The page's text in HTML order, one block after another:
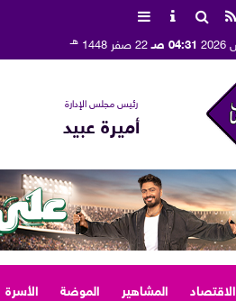
04:31 صـ 22 صفر 1448 هـ
رئيس مجلس الإدارة
أميرة عبيد
الاقتصاد المشاهير الموضة الأسرة